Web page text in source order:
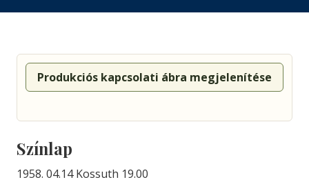
Produkciós kapcsolati ábra megjelenítése
Színlap
1958. 04.14 Kossuth 19.00